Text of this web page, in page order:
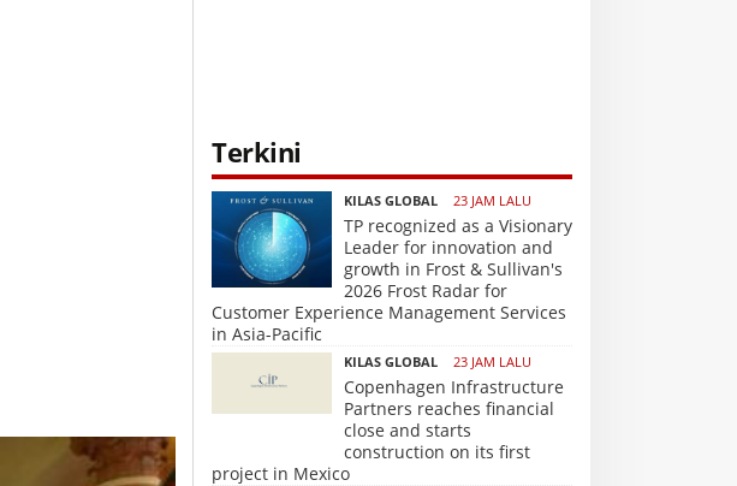
Terkini
KILAS GLOBAL 23 JAM LALU
TP recognized as a Visionary
Leader for innovation and
growth in Frost & Sullivan's
2026 Frost Radar for
Customer Experience Management Services
in Asia-Pacific
KILAS GLOBAL 23 JAM LALU
Copenhagen Infrastructure
Partners reaches financial
close and starts
construction on its first
project in Mexico